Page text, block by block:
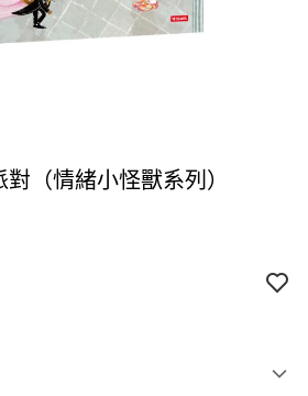
（情緒小怪獸系列）